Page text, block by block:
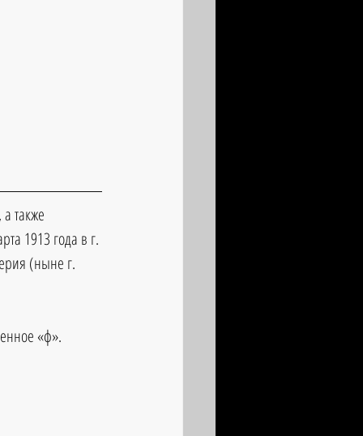
также
1913 года в г.
(ныне г.
«ф».